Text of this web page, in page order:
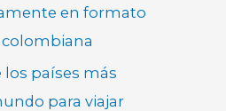
en formato
países más
para viajar